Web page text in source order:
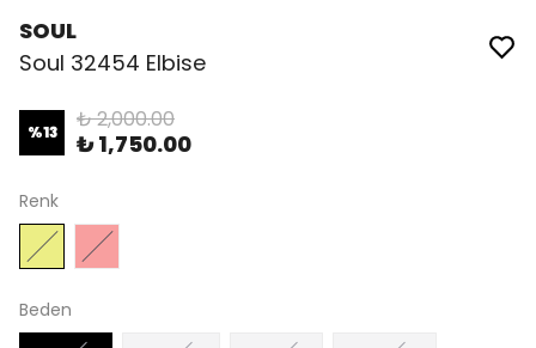
SOUL
Soul 32454 Elbise
%13 ₺ 2,000.00
₺ 1,750.00
Renk
Beden